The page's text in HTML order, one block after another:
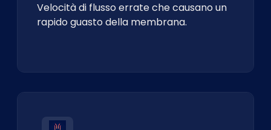
Velocità di flusso errate che causano un
rapido guasto della membrana.